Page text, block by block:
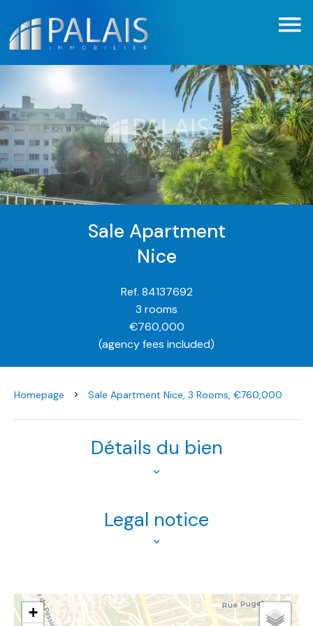
Sale Apartment
Nice
Ref. 84137692
3 rooms
€760,000
(agency fees included)
Homepage Sale Apartment Nice, 3 Rooms, €760,000
Détails du bien
Legal notice
+